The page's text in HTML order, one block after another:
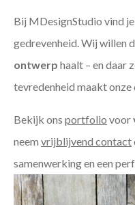
Bij MDesignStudio vind
gedrevenheid. Wij willen
ontwerp haalt – en daar
tevredenheid maakt onze
Bekijk ons portfolio voor
neem vrijblijvend contact
samenwerking en een